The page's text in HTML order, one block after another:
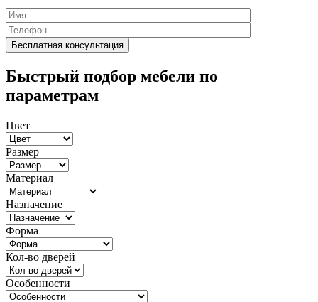
Быстрый подбор мебели по
параметрам
Цвет
Размер
Материал
Назначение
Форма
Кол-во дверей
Особенности